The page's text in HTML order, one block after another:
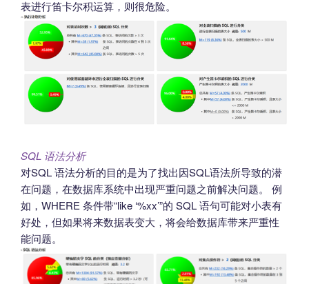
表进行笛卡尔积运算，则很危险。
SQL 语法分析
对SQL 语法分析的目的是为了找出因SQL语法所导致的潜
在问题，在数据库系统中出现严重问题之前解决问题。 例
如，WHERE 条件带“like ‘%xx’”的 SQL 语句可能对小表有
好处，但如果将来数据表变大，将会给数据库带来严重性
能问题。